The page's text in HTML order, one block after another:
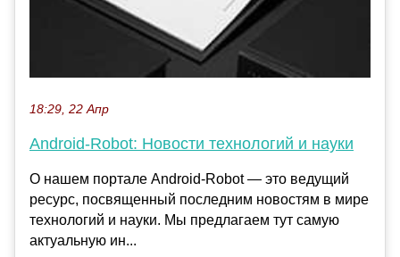
18:29, 22 Апр
Android-Robot: Новости технологий и науки
О нашем портале Android-Robot — это ведущий
ресурс, посвященный последним новостям в мире
технологий и науки. Мы предлагаем тут самую
актуальную ин...